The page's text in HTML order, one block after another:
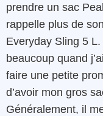
prendre un sac
rappelle plus de
Everyday Sling 5 L.
beaucoup quand
faire une petite
d’avoir mon gros
Généralement, il